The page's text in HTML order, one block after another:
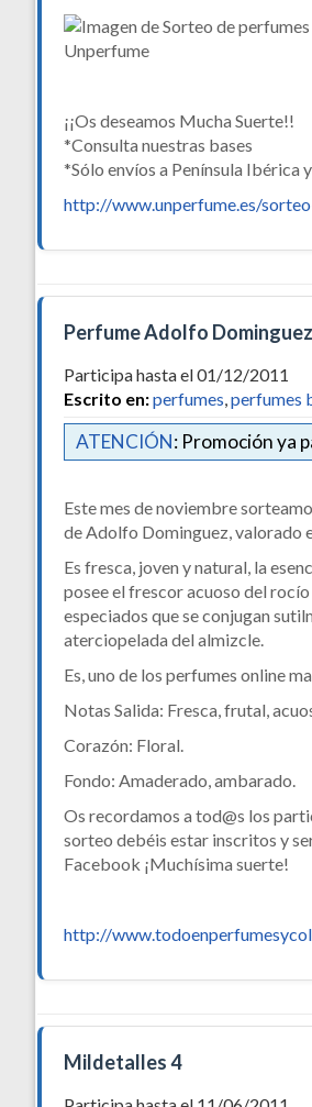
¡¡Os deseamos Mucha Suerte!!
*Consulta nuestras bases
*Sólo envíos a Península Ibérica
http://www.unperfume.es/
Perfume Adolfo
Participa hasta el 01/12/2011
Escrito en:perfumes,perfumes
ATENCIÓN: Promoción ya
Este mes de noviembre
de Adolfo Dominguez, valorado
Es fresca, joven y natural, la
posee el frescor acuoso del
especiados que se conjugan
aterciopelada del almizcle.
Es, uno de los perfumes online
Notas Salida: Fresca, frutal,
Corazón: Floral.
Fondo: Amaderado, ambarado.
Os recordamos a tod@s los
sorteo debéis estar inscritos y
Facebook ¡Muchísima suerte!
http://
Mildetalles 4